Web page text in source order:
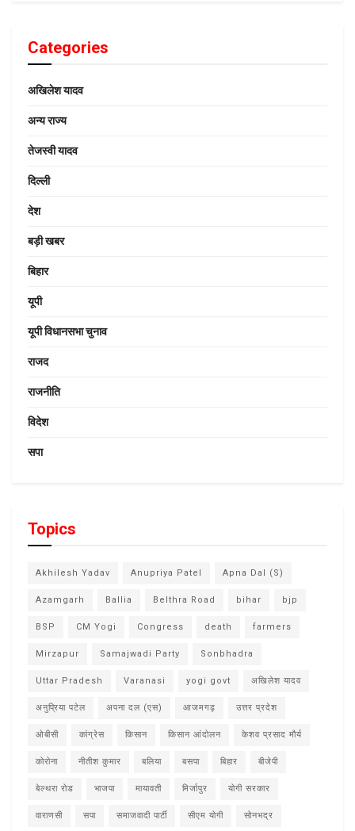
Categories
अखिलेश यादव
अन्य राज्य
तेजस्वी यादव
दिल्ली
देश
बड़ी खबर
बिहार
यूपी
यूपी विधानसभा चुनाव
राजद
राजनीति
विदेश
सपा
Topics
Akhilesh Yadav Anupriya Patel Apna Dal (S)
Azamgarh Ballia Belthra Road bihar bjp
BSP CM Yogi Congress death farmers
Mirzapur Samajwadi Party Sonbhadra
Uttar Pradesh Varanasi yogi govt अखिलेश यादव
अनुप्रिया पटेल अपना दल (एस) आजमगढ़ उत्तर प्रदेश
ओबीसी कांग्रेस किसान किसान आंदोलन केशव प्रसाद मौर्य
कोरोना नीतीश कुमार बलिया बसपा बिहार बीजेपी
बेल्थरा रोड भाजपा मायावती मिर्जापुर योगी सरकार
वाराणसी सपा समाजवादी पार्टी सीएम योगी सोनभद्र